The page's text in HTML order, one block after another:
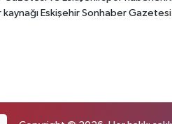
kaynağı Eskişehir Sonhaber Gazetesi